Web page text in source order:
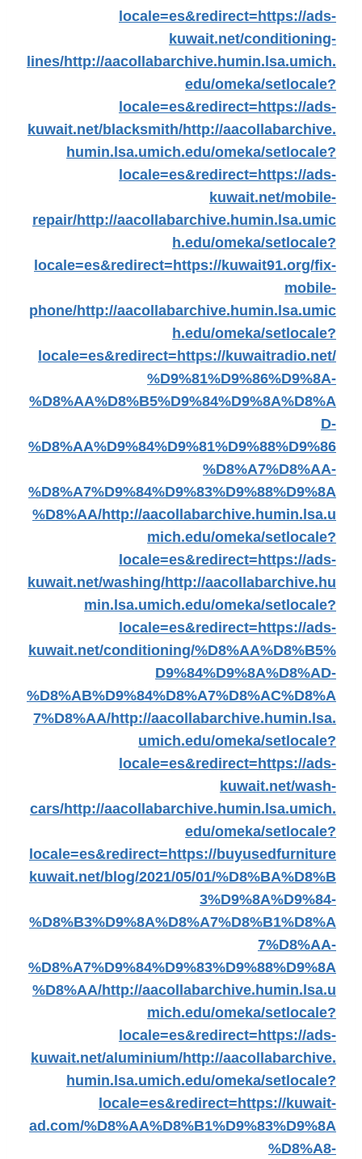
locale=es&redirect=https://ads-
kuwait.net/conditioning-
lines/http://aacollabarchive.humin.lsa.umich.
edu/omeka/setlocale?
locale=es&redirect=https://ads-
kuwait.net/blacksmith/http://aacollabarchive.
humin.lsa.umich.edu/omeka/setlocale?
locale=es&redirect=https://ads-
kuwait.net/mobile-
repair/http://aacollabarchive.humin.lsa.umic
h.edu/omeka/setlocale?
locale=es&redirect=https://kuwait91.org/fix-
mobile-
phone/http://aacollabarchive.humin.lsa.umic
h.edu/omeka/setlocale?
locale=es&redirect=https://kuwaitradio.net/
%D9%81%D9%86%D9%8A-
%D8%AA%D8%B5%D9%84%D9%8A%D8%A
D-
%D8%AA%D9%84%D9%81%D9%88%D9%86
%D8%A7%D8%AA-
%D8%A7%D9%84%D9%83%D9%88%D9%8A
%D8%AA/http://aacollabarchive.humin.lsa.u
mich.edu/omeka/setlocale?
locale=es&redirect=https://ads-
kuwait.net/washing/http://aacollabarchive.hu
min.lsa.umich.edu/omeka/setlocale?
locale=es&redirect=https://ads-
kuwait.net/conditioning/%D8%AA%D8%B5%
D9%84%D9%8A%D8%AD-
%D8%AB%D9%84%D8%A7%D8%AC%D8%A
7%D8%AA/http://aacollabarchive.humin.lsa.
umich.edu/omeka/setlocale?
locale=es&redirect=https://ads-
kuwait.net/wash-
cars/http://aacollabarchive.humin.lsa.umich.
edu/omeka/setlocale?
locale=es&redirect=https://buyusedfurniture
kuwait.net/blog/2021/05/01/%D8%BA%D8%B
3%D9%8A%D9%84-
%D8%B3%D9%8A%D8%A7%D8%B1%D8%A
7%D8%AA-
%D8%A7%D9%84%D9%83%D9%88%D9%8A
%D8%AA/http://aacollabarchive.humin.lsa.u
mich.edu/omeka/setlocale?
locale=es&redirect=https://ads-
kuwait.net/aluminium/http://aacollabarchive.
humin.lsa.umich.edu/omeka/setlocale?
locale=es&redirect=https://kuwait-
ad.com/%D8%AA%D8%B1%D9%83%D9%8A
%D8%A8-